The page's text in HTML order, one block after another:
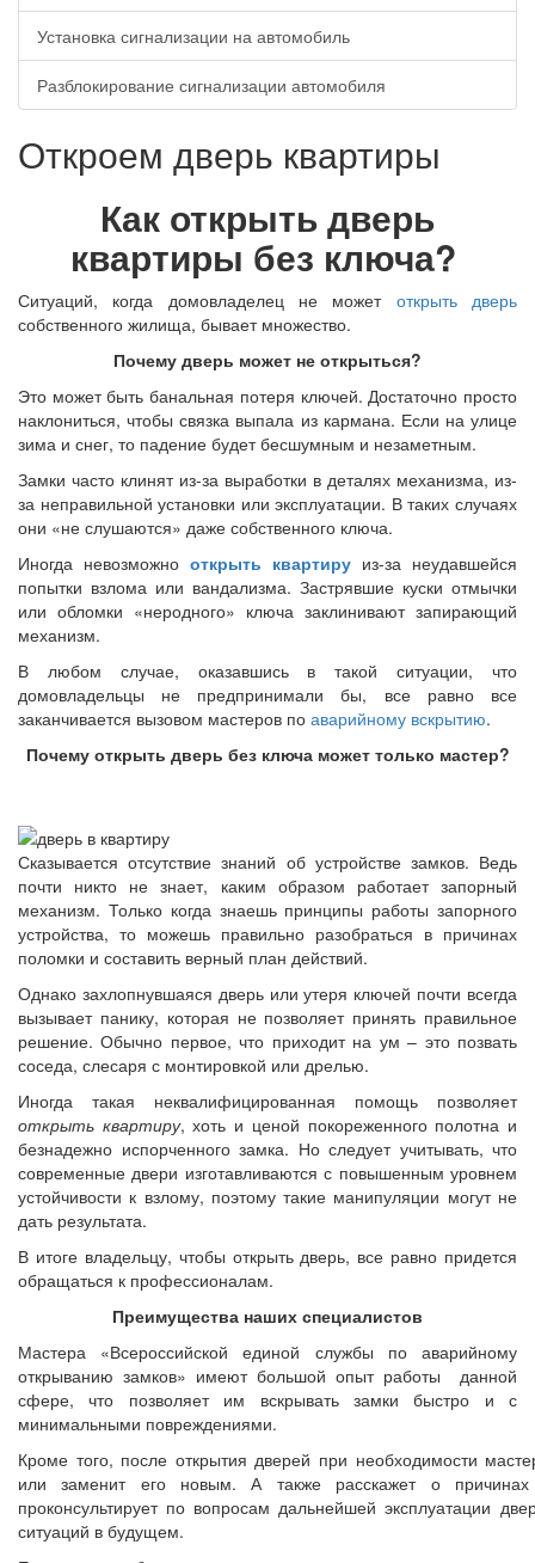
Установка сигнализации на автомобиль
Разблокирование сигнализации автомобиля
Откроем дверь квартиры
Как открыть дверь
квартиры без ключа?
Ситуаций, когда домовладелец не может открыть дверь
собственного жилища, бывает множество.
Почему дверь может не открыться?
Это может быть банальная потеря ключей. Достаточно просто
наклониться, чтобы связка выпала из кармана. Если на улице
зима и снег, то падение будет бесшумным и незаметным.
Замки часто клинят из-за выработки в деталях механизма, из-
за неправильной установки или эксплуатации. В таких случаях
они «не слушаются» даже собственного ключа.
Иногда невозможно открыть квартиру из-за неудавшейся
попытки взлома или вандализма. Застрявшие куски отмычки
или обломки «неродного» ключа заклинивают запирающий
механизм.
В любом случае, оказавшись в такой ситуации, что
домовладельцы не предпринимали бы, все равно все
заканчивается вызовом мастеров по аварийному вскрытию.
Почему открыть дверь без ключа может только мастер?
Сказывается отсутствие знаний об устройстве замков. Ведь
почти никто не знает, каким образом работает запорный
механизм. Только когда знаешь принципы работы запорного
устройства, то можешь правильно разобраться в причинах
поломки и составить верный план действий.
Однако захлопнувшаяся дверь или утеря ключей почти всегда
вызывает панику, которая не позволяет принять правильное
решение. Обычно первое, что приходит на ум – это позвать
соседа, слесаря с монтировкой или дрелью.
Иногда такая неквалифицированная помощь позволяет
открыть квартиру, хоть и ценой покореженного полотна и
безнадежно испорченного замка. Но следует учитывать, что
современные двери изготавливаются с повышенным уровнем
устойчивости к взлому, поэтому такие манипуляции могут не
дать результата.
В итоге владельцу, чтобы открыть дверь, все равно придется
обращаться к профессионалам.
Преимущества наших специалистов
Мастера «Всероссийской единой службы по аварийному
открыванию замков» имеют большой опыт работы данной
сфере, что позволяет им вскрывать замки быстро и с
минимальными повреждениями.
Кроме того, после открытия дверей при необходимости
или заменит его новым. А также расскажет о причинах
проконсультирует по вопросам дальнейшей эксплуатации
ситуаций в будущем.